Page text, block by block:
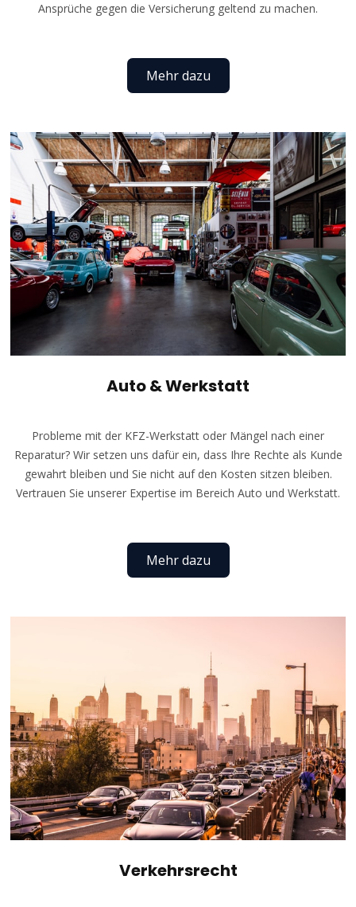
Ansprüche gegen die Versicherung geltend zu machen.
Mehr dazu
Auto & Werkstatt
Probleme mit der KFZ-Werkstatt oder Mängel nach einer
Reparatur? Wir setzen uns dafür ein, dass Ihre Rechte als Kunde
gewahrt bleiben und Sie nicht auf den Kosten sitzen bleiben.
Vertrauen Sie unserer Expertise im Bereich Auto und Werkstatt.
Mehr dazu
Verkehrsrecht